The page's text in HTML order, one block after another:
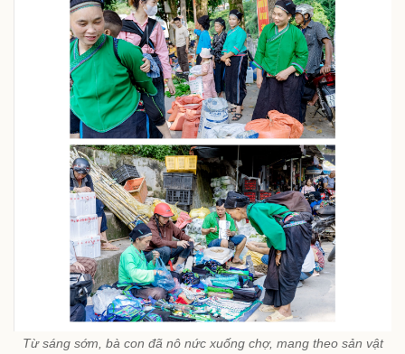
Từ sáng sớm, bà con đã nô nức xuống chợ, mang theo sản vật